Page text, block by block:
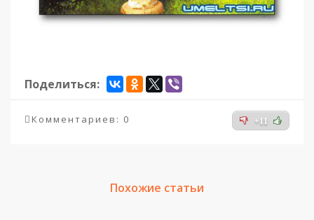
Поделиться:
Комментариев: 0 +11
Похожие статьи